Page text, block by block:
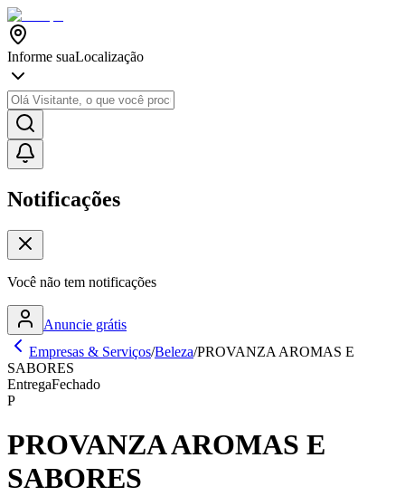
Informe suaLocalização
Notificações
Você não tem notificações
Anuncie grátis
Empresas & Serviços/Beleza/PROVANZA AROMAS E
SABORES
EntregaFechado
P
PROVANZA AROMAS E
SABORES